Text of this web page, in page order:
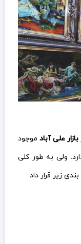
بازار علی آباد موجود
ولی به طور کلی
زیر قرار داد: